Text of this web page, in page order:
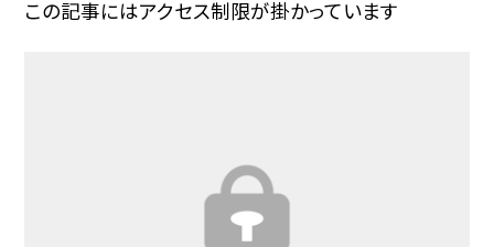
この記事にはアクセス制限が掛かっています